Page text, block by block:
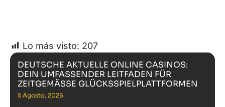
Lo más visto: 207
DEUTSCHE AKTUELLE ONLINE CASINOS:
DEIN UMFASSENDER LEITFADEN FÜR
ZEITGEMÄSSE GLÜCKSSPIELPLATTFORMEN
5 Agosto, 2026